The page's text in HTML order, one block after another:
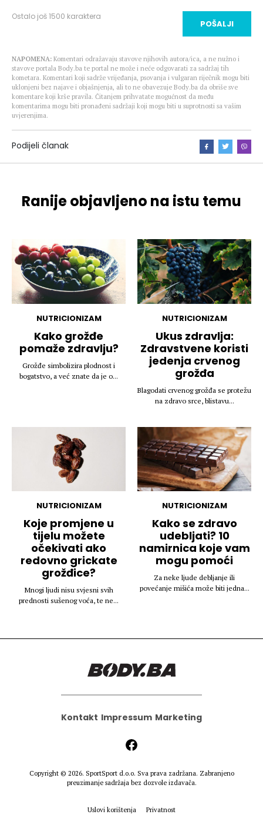
Ostalo još1500 karaktera
POŠALJI
NAPOMENA: Komentari odražavaju stavove njihovih autora/ica, a ne nužno i
stavove portala Body.ba te portal ne može i neće odgovarati za sadržaj tih
kometara. Komentari koji sadrže vrijeđanja, psovanja i vulgaran riječnik mogu biti
uklonjeni bez najave i objašnjenja, ali to ne obavezuje Body.ba da obriše sve
komentare koji krše pravila. Čitanjem prihvatate mogućnost da među
komentarima mogu biti pronađeni sadržaji koji mogu biti u suprotnosti sa vašim
uvjerenjima.
Podijeli članak
Ranije objavljeno na istu temu
NUTRICIONIZAM
Kako grožđe
pomaže zdravlju?
Grožđe simbolizira plodnost i
bogatstvo, a već znate da je o...
NUTRICIONIZAM
Ukus zdravlja:
Zdravstvene koristi
jedenja crvenog
grožđa
Blagodati crvenog grožđa se protežu
na zdravo srce, blistavu...
NUTRICIONIZAM
Koje promjene u
tijelu možete
očekivati ako
redovno grickate
grožđice?
Mnogi ljudi nisu svjesni svih
prednosti sušenog voća, te ne...
NUTRICIONIZAM
Kako se zdravo
udebljati? 10
namirnica koje vam
mogu pomoći
Za neke ljude debljanje ili
povećanje mišića može biti jedna...
Kontakt Impressum Marketing
Copyright © 2026. SportSport d.o.o. Sva prava zadržana. Zabranjeno
preuzimanje sadržaja bez dozvole izdavača.
Uslovi korištenja Privatnost